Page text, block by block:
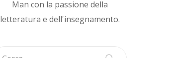
Man con la passione della
letteratura e dell'insegnamento.